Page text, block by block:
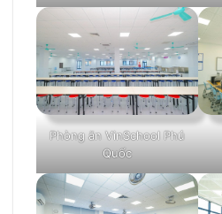
Phòng ăn VinSchool Phú
Quốc